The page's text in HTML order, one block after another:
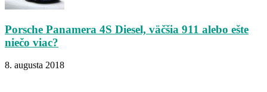
Porsche Panamera 4S Diesel, väčšia 911 alebo ešte
niečo viac?
8. augusta 2018